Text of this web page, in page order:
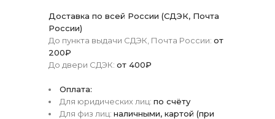
Доставка по всей России (СДЭК, Почта
России)
До пункта выдачи СДЭК, Почта России: от
200₽
До двери СДЭК: от 400₽
Оплата:
Для юридических лиц: по счёту
Для физ лиц: наличными, картой (при